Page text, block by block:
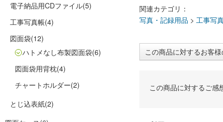
電子納品用CDファイル(5)
工事写真帳(4)
図面袋(12)
ハトメなし布製図面袋(6)
図面袋用背枕(4)
チャートホルダー(2)
とじ込表紙(2)
関連カテゴリ：
写真・記録用品 > 工事写
この商品に対するお客
この商品に対するご感